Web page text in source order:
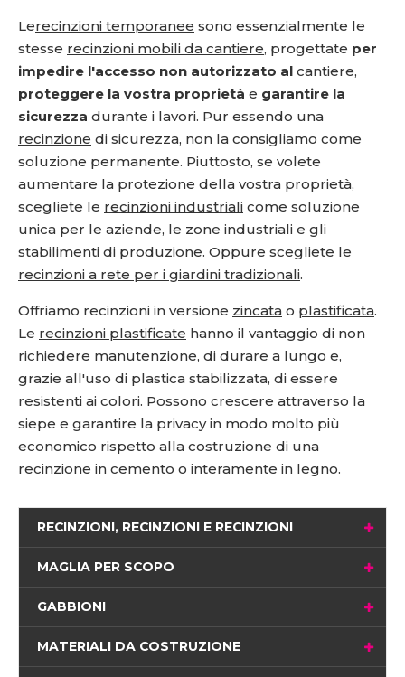
Lerecinzioni temporanee sono essenzialmente le
stesse recinzioni mobili da cantiere, progettate per
impedire l'accesso non autorizzato al cantiere,
proteggere la vostra proprietà e garantire la
sicurezza durante i lavori. Pur essendo una
recinzione di sicurezza, non la consigliamo come
soluzione permanente. Piuttosto, se volete
aumentare la protezione della vostra proprietà,
scegliete le recinzioni industriali come soluzione
unica per le aziende, le zone industriali e gli
stabilimenti di produzione. Oppure scegliete le
recinzioni a rete per i giardini tradizionali.
Offriamo recinzioni in versione zincata o plastificata.
Le recinzioni plastificate hanno il vantaggio di non
richiedere manutenzione, di durare a lungo e,
grazie all'uso di plastica stabilizzata, di essere
resistenti ai colori. Possono crescere attraverso la
siepe e garantire la privacy in modo molto più
economico rispetto alla costruzione di una
recinzione in cemento o interamente in legno.
RECINZIONI, RECINZIONI E RECINZIONI
MAGLIA PER SCOPO
GABBIONI
MATERIALI DA COSTRUZIONE